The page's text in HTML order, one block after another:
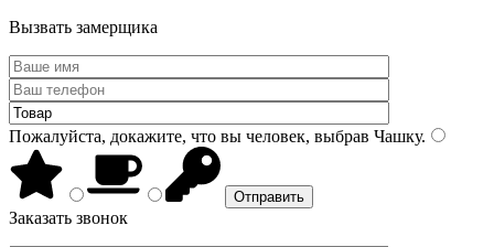
Вызвать замерщика
Пожалуйста, докажите, что вы человек, выбрав Чашку.
Заказать звонок